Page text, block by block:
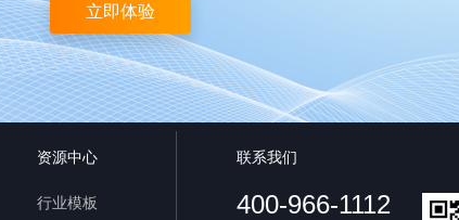
立即体验
资源中心
行业模板
联系我们
400-966-1112